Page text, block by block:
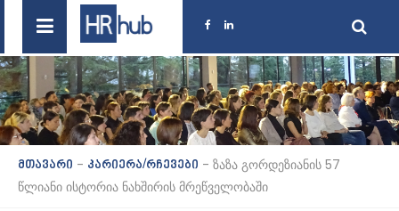
მთავარი - კარიერა/რჩევები - ზაზა გორდეზიანის 57
წლიანი ისტორია ნახშირის მრეწველობაში